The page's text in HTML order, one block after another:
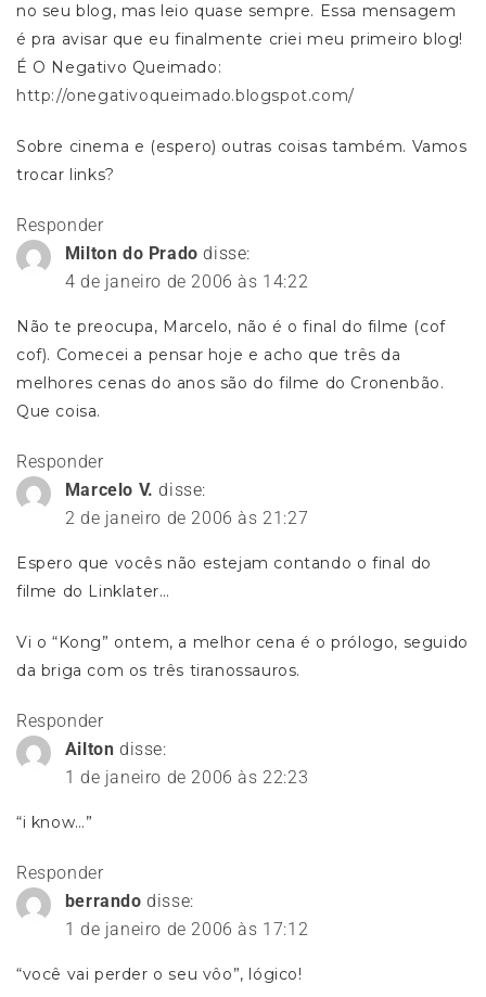
no seu blog, mas leio quase sempre. Essa mensagem
é pra avisar que eu finalmente criei meu primeiro blog!
É O Negativo Queimado:
http://onegativoqueimado.blogspot.com/
Sobre cinema e (espero) outras coisas também. Vamos
trocar links?
Responder
Milton do Prado disse:
4 de janeiro de 2006 às 14:22
Não te preocupa, Marcelo, não é o final do filme (cof
cof). Comecei a pensar hoje e acho que três da
melhores cenas do anos são do filme do Cronenbão.
Que coisa.
Responder
Marcelo V. disse:
2 de janeiro de 2006 às 21:27
Espero que vocês não estejam contando o final do
filme do Linklater…
Vi o “Kong” ontem, a melhor cena é o prólogo, seguido
da briga com os três tiranossauros.
Responder
Ailton disse:
1 de janeiro de 2006 às 22:23
“i know…”
Responder
berrando disse:
1 de janeiro de 2006 às 17:12
“você vai perder o seu vôo”, lógico!